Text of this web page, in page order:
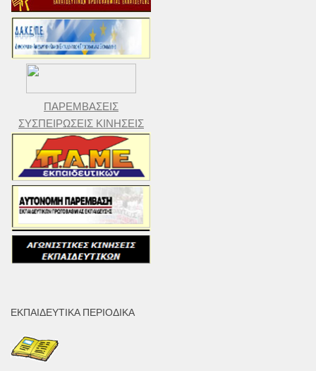
ΠΑΡΕΜΒΑΣΕΙΣ
ΣΥΣΠΕΙΡΩΣΕΙΣ ΚΙΝΗΣΕΙΣ
ΕΚΠΑΙΔΕΥΤΙΚΆ ΠΕΡΙΟΔΙΚΆ